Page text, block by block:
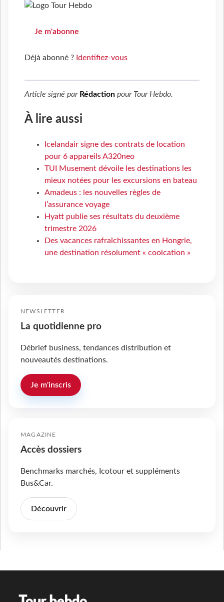
Je m'abonne
Déjà abonné ? Identifiez-vous
Article signé par Rédaction pour Tour Hebdo.
À lire aussi
Icelandair signe des contrats de location
pour 6 appareils A320neo
TUI Musement dévoile les destinations les
mieux notées pour les excursions en bateau
Amadeus : les nouvelles règles de
l’assurance voyage
Hyatt publie ses résultats du deuxième
trimestre 2026
Des vacances rafraîchissantes en Hongrie,
une destination résolument « coolcation »
NEWSLETTER
La quotidienne pro
Débrief business, tendances distribution et
nouveautés destinations.
Je m'inscris
MAGAZINE
Accès dossiers
Benchmarks marchés, Icotour et suppléments
Bus&Car.
Découvrir